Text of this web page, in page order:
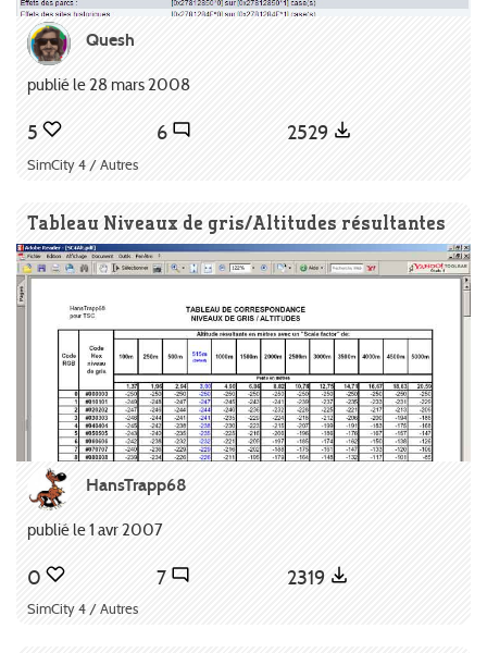
Quesh
publié le 28 mars 2008
5 6 2529
SimCity 4 / Autres
Tableau Niveaux de gris/Altitudes résultantes
HansTrapp68
publié le 1 avr 2007
0 7 2319
SimCity 4 / Autres